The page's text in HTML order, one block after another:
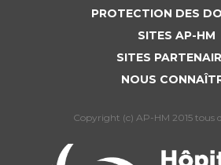
PROTECTION DES
SITES AP-HM
SITES
NOUS
Copyright (c) AP-HM 2015 tous